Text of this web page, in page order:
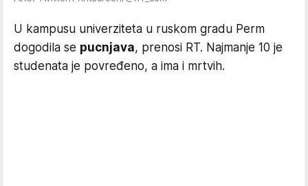
U kampusu univerziteta u ruskom gradu Perm
dogodila se pucnjava, prenosi RT. Najmanje 10 je
studenata je povređeno, a ima i mrtvih.